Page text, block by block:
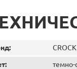
темно-